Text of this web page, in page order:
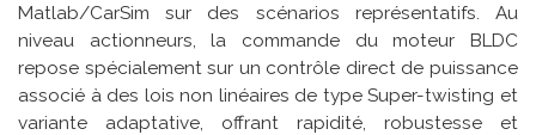
Matlab/CarSim sur des scénarios représentatifs. Au
niveau actionneurs, la commande du moteur BLDC
repose spécialement sur un contrôle direct de puissance
associé à des lois non linéaires de type Super-twisting et
variante adaptative, offrant rapidité, robustesse et